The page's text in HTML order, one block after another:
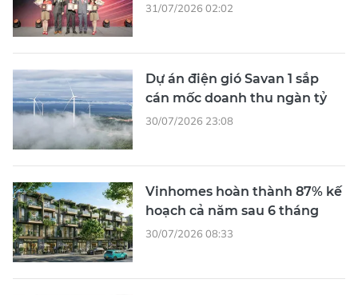
31/07/2026 02:02
Dự án điện gió Savan 1 sắp
cán mốc doanh thu ngàn tỷ
30/07/2026 23:08
Vinhomes hoàn thành 87% kế
hoạch cả năm sau 6 tháng
30/07/2026 08:33